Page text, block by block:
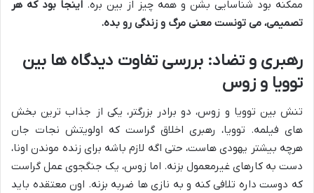
ممکنه بود شناسایی بشن و همه چیز از بین بره. اینجا بود که هر
تصمیمی، می تونست معنی مرگ و زندگی رو بده.
رهبری و تضاد: بررسی تفاوت دیدگاه ها بین
توویا و زوس
تنش بین توویا و زوس، دو برادر بزرگتر، یکی از جذاب ترین بخش
های فیلمه. توویا، رهبری اخلاق گراست که اولویتش نجات جان
هرچه بیشتر یهودی هاست، حتی اگه لازم باشه برای زنده موندن اونا،
دست به کارهای غیرمعمول بزنه. اما زوس، یک جنگجوی عمل گراست
که دوست داره تلافی کنه و به نازی ها ضربه بزنه. اون معتقده باید